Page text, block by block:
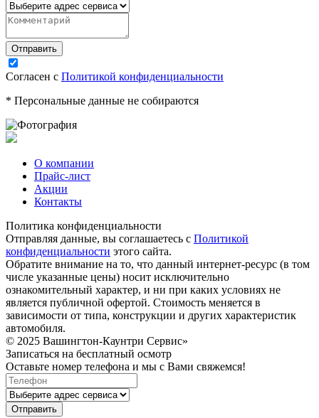
Согласен с Политикой конфиденциальности
* Персональные данные не собираются
О компании
Прайс-лист
Акции
Контакты
Политика конфиденциальности
Отправляя данные, вы соглашаетесь с Политикой
конфиденциальности этого сайта.
Обратите внимание на то, что данный интернет-ресурс (в том
числе указанные цены) носит исключительно
ознакомительный характер, и ни при каких условиях не
является публичной офертой. Стоимость меняется в
зависимости от типа, конструкции и других характеристик
автомобиля.
© 2025 Вашингтон-Каунтри Сервис»
Записаться на бесплатный осмотр
Оставьте номер телефона и мы с Вами свяжемся!